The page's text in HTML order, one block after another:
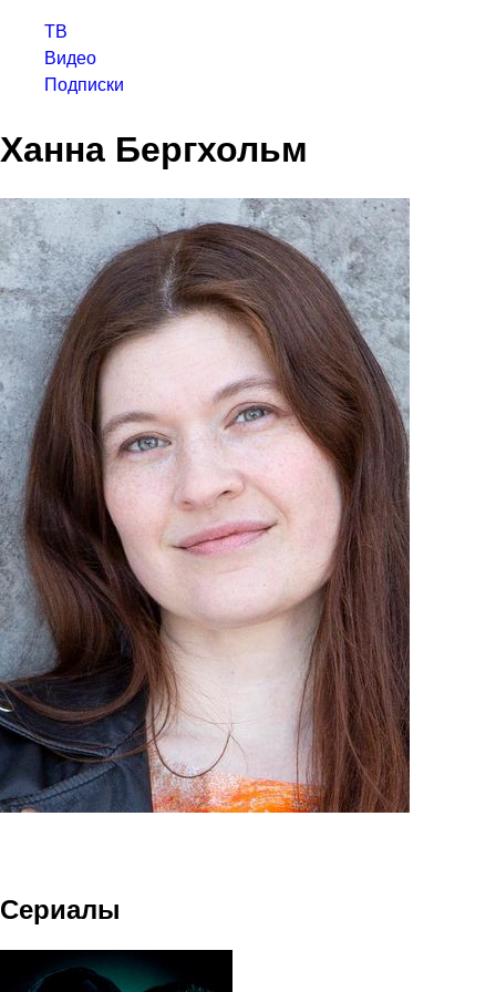
ТВ
Видео
Подписки
Ханна Бергхольм
Сериалы